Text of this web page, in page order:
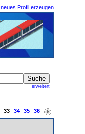
Profil erzeugen
erweitert
33 34 35 36